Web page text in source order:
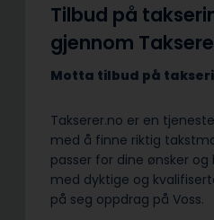
Tilbud på
gjennom
Motta tilbud på
Takserer.no er en
med å finne riktig
passer for dine ønsker
med dyktige og
på seg oppdrag på Voss.